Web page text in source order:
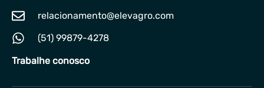
relacionamento@elevagro.com
(51) 99879-4278
Trabalhe conosco